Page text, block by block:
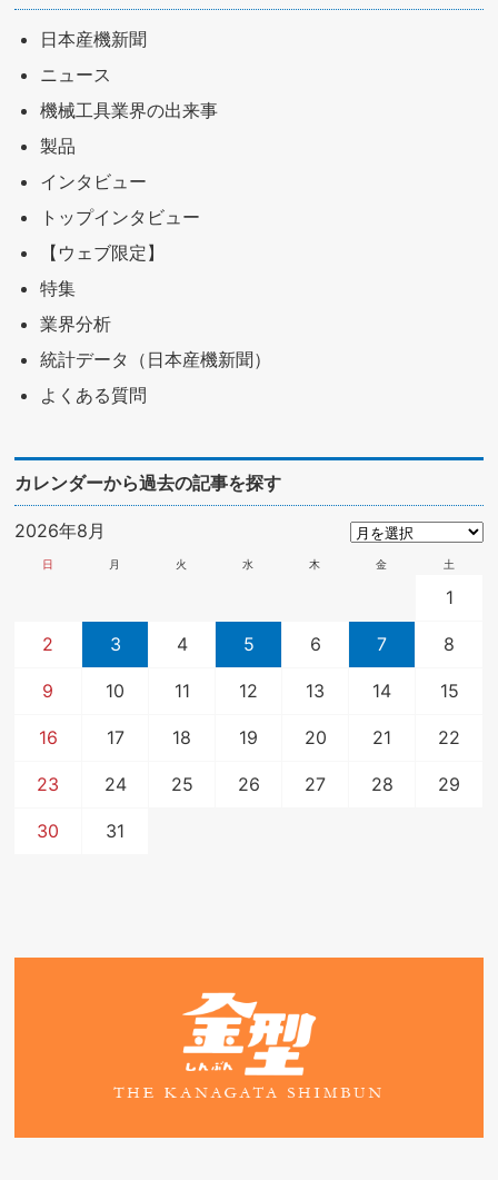
日本産機新聞
ニュース
機械工具業界の出来事
製品
インタビュー
トップインタビュー
【ウェブ限定】
特集
業界分析
統計データ（日本産機新聞）
よくある質問
カレンダーから過去の記事を探す
2026年8月
日 月 火 水 木 金 土
1
2 3 4 5 6 7 8
9 10 11 12 13 14 15
16 17 18 19 20 21 22
23 24 25 26 27 28 29
30 31